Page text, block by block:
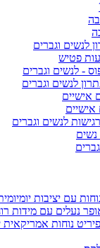
לנשים וגברים
פטיש
- לנשים וגברים
לנשים וגברים
אישיים
אישיים
לנשים וגברים
נשים